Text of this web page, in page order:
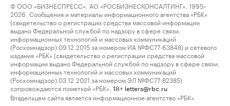
© ООО «БИЗНЕСПРЕСС», АО «РОСБИЗНЕСКОНСАЛТИНГ», 1995–
2026. Сообщения и материалы информационного агентства «РБК»
(свидетельство о регистрации средства массовой информации
выдано Федеральной службой по надзору в сфере связи,
информационных технологий и массовых коммуникаций
(Роскомнадзор) 09.12.2015 за номером ИА №ФС77-63848) и сетевого
издания «РБК» (свидетельство о регистрации средства массовой
информации выдано Федеральной службой по надзору в сфере связи,
информационных технологий и массовых коммуникаций
(Роскомнадзор) 03.12.2021 за номером ЭЛ №ФС77-82385)
сопровождаются пометкой «РБК».
18+ letters@rbc.ru
Владельцем сайта является информационное агентство «РБК».